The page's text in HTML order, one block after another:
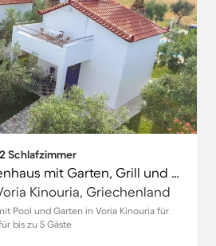
2 Schlafzimmer
Gemütliches Ferienhaus mit Garten, Grill und Terrasse | Neben dem Strand
Kinouria, Griechenland
Pool und Garten in Voria Kinouria für
bis zu 5 Gäste